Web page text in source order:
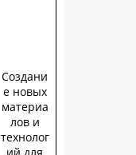
Создани
е новых
материа
лов и
технолог